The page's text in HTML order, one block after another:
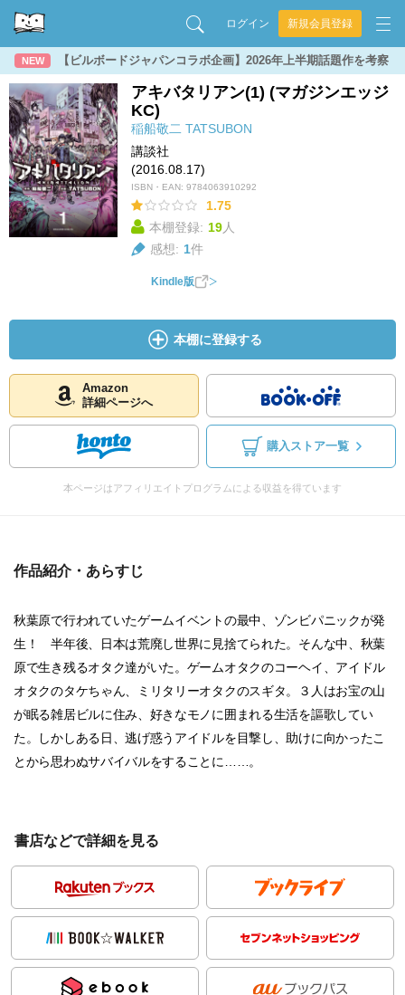
ログイン 新規会員登録
NEW 【ビルボードジャパンコラボ企画】2026年上半期話題作を考察
アキバタリアン(1) (マガジンエッジ
KC)
稲船敬二 TATSUBON
講談社
(2016.08.17)
ISBN・EAN: 9784063910292
1.75
本棚登録: 19人
感想: 1件
Kindle版
本棚に登録する
Amazon
詳細ページへ
購入ストア一覧
本ページはアフィリエイトプログラムによる収益を得ています
作品紹介・あらすじ
秋葉原で行われていたゲームイベントの最中、ゾンビパニックが発
生！ 半年後、日本は荒廃し世界に見捨てられた。そんな中、秋葉
原で生き残るオタク達がいた。ゲームオタクのコーヘイ、アイドル
オタクのタケちゃん、ミリタリーオタクのスギタ。３人はお宝の山
が眠る雑居ビルに住み、好きなモノに囲まれる生活を謳歌してい
た。しかしある日、逃げ惑うアイドルを目撃し、助けに向かったこ
とから思わぬサバイバルをすることに……。
書店などで詳細を見る